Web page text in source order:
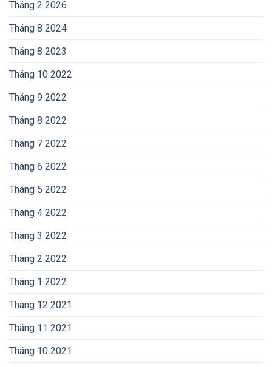
Tháng 2 2026
Tháng 8 2024
Tháng 8 2023
Tháng 10 2022
Tháng 9 2022
Tháng 8 2022
Tháng 7 2022
Tháng 6 2022
Tháng 5 2022
Tháng 4 2022
Tháng 3 2022
Tháng 2 2022
Tháng 1 2022
Tháng 12 2021
Tháng 11 2021
Tháng 10 2021